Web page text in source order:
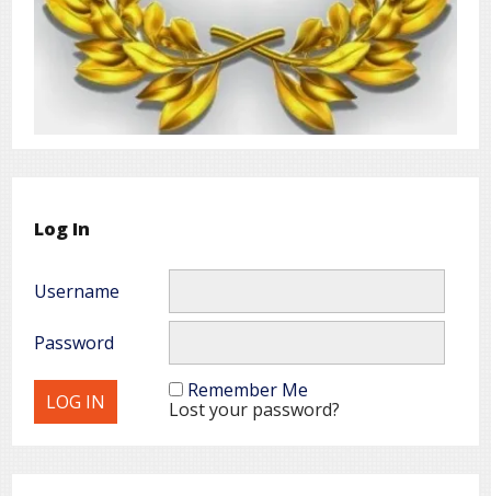
Log In
Username
Password
Remember Me
Lost your password?